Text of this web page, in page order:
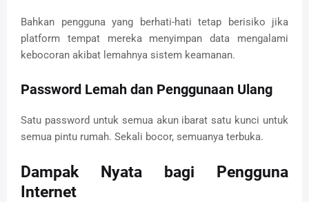
Bahkan pengguna yang berhati-hati tetap berisiko jika
platform tempat mereka menyimpan data mengalami
kebocoran akibat lemahnya sistem keamanan.
Password Lemah dan Penggunaan Ulang
Satu password untuk semua akun ibarat satu kunci untuk
semua pintu rumah. Sekali bocor, semuanya terbuka.
Dampak Nyata bagi Pengguna
Internet